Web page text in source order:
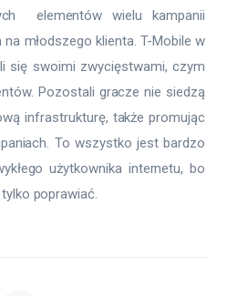
elementów wielu kampanii
młodszego klienta. T-Mobile w
się swoimi zwycięstwami, czym
Pozostali gracze nie siedzą
infrastrukturę, także promując
To wszystko jest bardzo
użytkownika internetu, bo
poprawiać.